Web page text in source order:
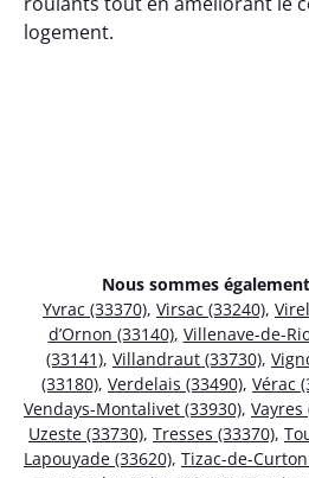
logement.
Nous sommes
Yvrac (33370), Virsac (33240),
d’Ornon (33140), Villenave-de-
(33141), Villandraut (33730),
(33180), Verdelais (33490), Vérac
Vendays-Montalivet (33930), Vayres
Uzeste (33730), Tresses (33370),
Lapouyade (33620), Tizac-de-